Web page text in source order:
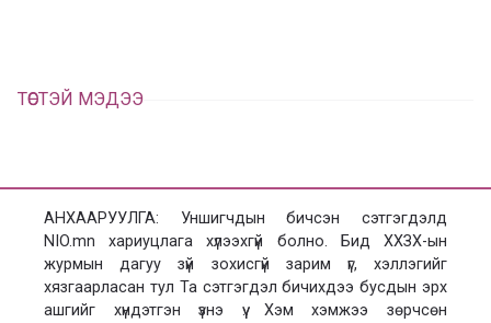
ТӨСТЭЙ МЭДЭЭ
АНХААРУУЛГА: Уншигчдын бичсэн сэтгэгдэлд
NIO.mn хариуцлага хүлээхгүй болно. Бид ХХЗХ-ын
журмын дагуу зүй зохисгүй зарим үг, хэллэгийг
хязгаарласан тул Та сэтгэгдэл бичихдээ бусдын эрх
ашгийг хүндэтгэн үзнэ үү. Хэм хэмжээ зөрчсөн